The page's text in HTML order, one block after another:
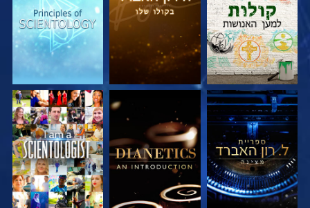
בדוק את הסדרה בדוק את הסדרה צפה